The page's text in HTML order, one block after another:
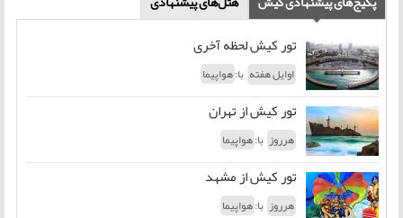
تور کیش لحظه آخری
اوایل هفته با:هواپیما
تور کیش از تهران
هرروز با:هواپیما
تور کیش از مشهد
هرروز با:هواپیما